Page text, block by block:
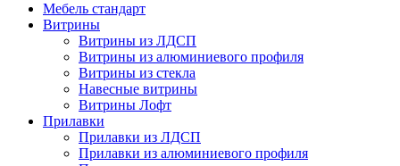
Мебель стандарт
Витрины
Витрины из ЛДСП
Витрины из алюминиевого профиля
Витрины из стекла
Навесные витрины
Витрины Лофт
Прилавки
Прилавки из ЛДСП
Прилавки из алюминиевого профиля